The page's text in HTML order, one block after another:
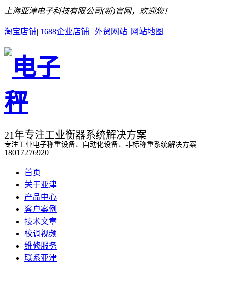
上海亚津电子科技有限公司(新)官网，欢迎您！
淘宝店铺| 1688企业店铺 | 外贸网站| 网站地图 |
21年专注工业衡器系统解决方案
专注工业电子称重设备、自动化设备、非标称重系统解决方案
18017276920
首页
关于亚津
产品中心
客户案例
技术文章
校调视频
维修服务
联系亚津